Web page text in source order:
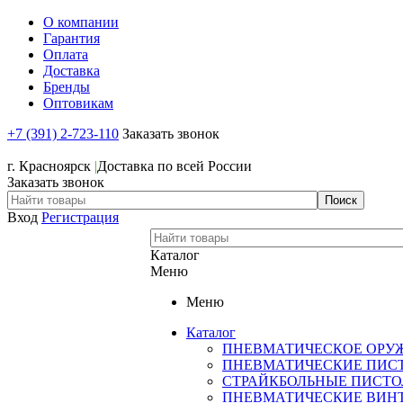
О компании
Гарантия
Оплата
Доставка
Бренды
Оптовикам
+7 (391) 2-723-110 Заказать звонок
г. Красноярск |Доставка по всей России
Заказать звонок
Вход Регистрация
Каталог
Меню
Меню
Каталог
ПНЕВМАТИЧЕСКОЕ
ПНЕВМАТИЧЕСКИЕ
СТРАЙКБОЛЬНЫЕ
ПНЕВМАТИЧЕСКИЕ